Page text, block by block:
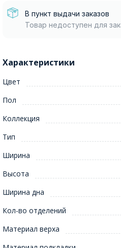
В пункт выдачи заказов
Товар недоступен для
Характеристики
Цвет
Пол
Коллекция
Тип
Ширина
Высота
Ширина дна
Кол-во отделений
Материал верха